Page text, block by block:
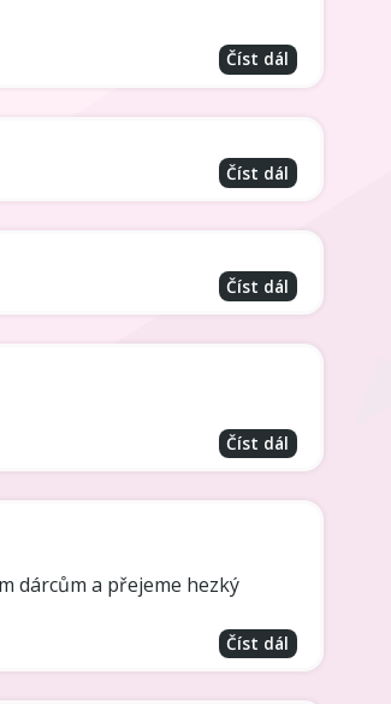
Číst dál
Číst dál
Číst dál
Číst dál
dárcům a přejeme hezký
Číst dál